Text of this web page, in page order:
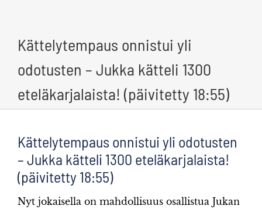
Kättelytempaus onnistui yli
odotusten – Jukka kätteli 1300
eteläkarjalaista! (päivitetty 18:55)
Kättelytempaus onnistui yli odotusten
– Jukka kätteli 1300 eteläkarjalaista!
(päivitetty 18:55)
Nyt jokaisella on mahdollisuus osallistua Jukan